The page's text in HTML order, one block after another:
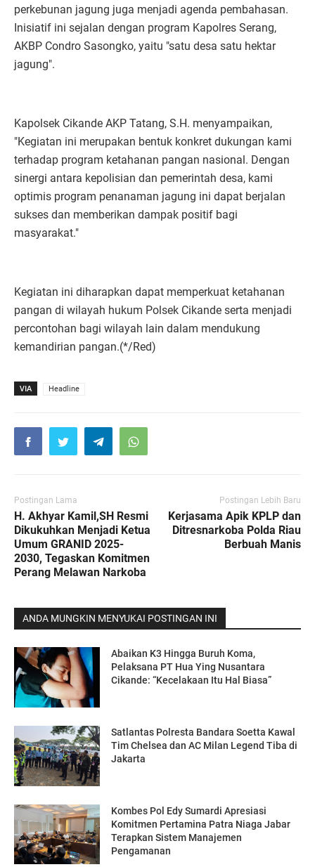
perkebunan jagung juga menjadi agenda pembahasan.
Inisiatif ini sejalan dengan program Kapolres Serang,
AKBP Condro Sasongko, yaitu "satu desa satu hektar
jagung".
Kapolsek Cikande AKP Tatang, S.H. menyampaikan,
"Kegiatan ini merupakan bentuk konkret dukungan kami
terhadap program ketahanan pangan nasional. Dengan
sinergi antara kepolisian dan pemerintah desa, kami
optimis program penanaman jagung ini dapat berjalan
sukses dan memberikan dampak positif bagi
masyarakat."
Kegiatan ini diharapkan dapat memperkuat ketahanan
pangan di wilayah hukum Polsek Cikande serta menjadi
percontohan bagi wilayah lain dalam mendukung
kemandirian pangan.(*/Red)
VIA Headline
Postingan Lama
H. Akhyar Kamil,SH Resmi
Dikukuhkan Menjadi Ketua
Umum GRANID 2025-
2030, Tegaskan Komitmen
Perang Melawan Narkoba
Postingan Lebih Baru
Kerjasama Apik KPLP dan
Ditresnarkoba Polda Riau
Berbuah Manis
ANDA MUNGKIN MENYUKAI POSTINGAN INI
Abaikan K3 Hingga Buruh Koma,
Pelaksana PT Hua Ying Nusantara
Cikande: “Kecelakaan Itu Hal Biasa”
Satlantas Polresta Bandara Soetta Kawal
Tim Chelsea dan AC Milan Legend Tiba di
Jakarta
Kombes Pol Edy Sumardi Apresiasi
Komitmen Pertamina Patra Niaga Jabar
Terapkan Sistem Manajemen
Pengamanan